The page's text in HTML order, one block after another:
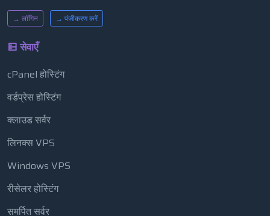
→ लॉगिन → पंजीकरण करें
सेवाएँ
cPanel होस्टिंग
वर्डप्रेस होस्टिंग
क्लाउड सर्वर
लिनक्स VPS
Windows VPS
रीसेलर होस्टिंग
समर्पित सर्वर